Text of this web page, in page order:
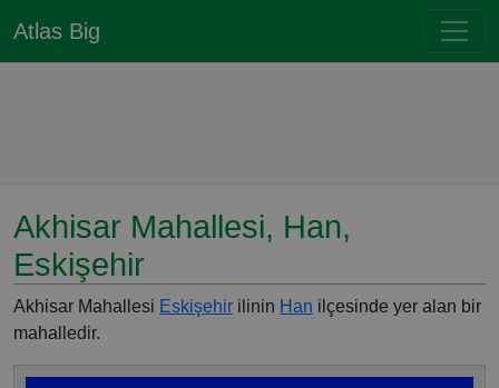
Atlas Big
Akhisar Mahallesi, Han,
Eskişehir
Akhisar Mahallesi Eskişehir ilinin Han ilçesinde yer alan bir
mahalledir.